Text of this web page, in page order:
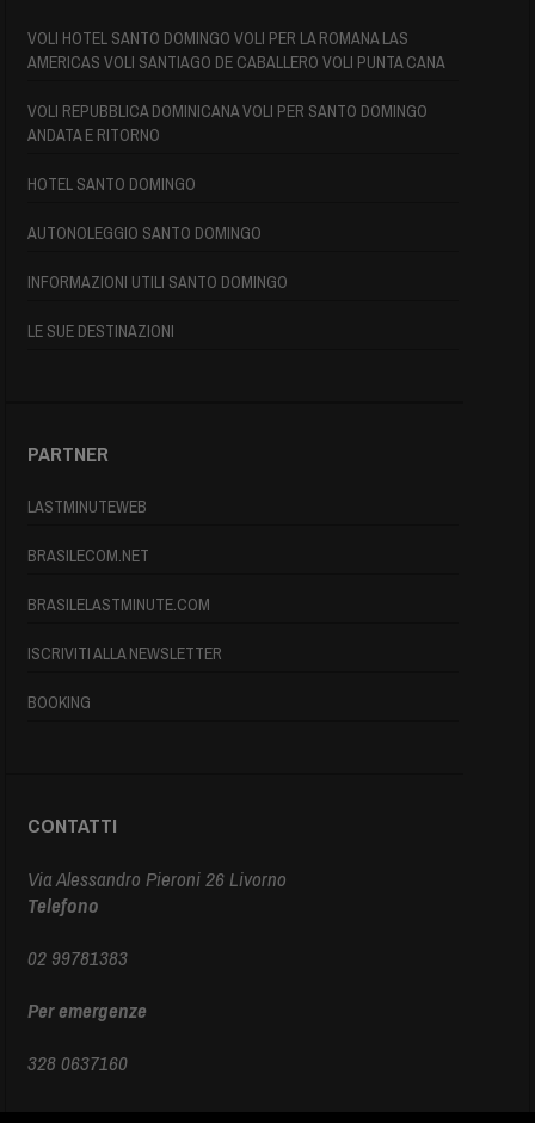
VOLI HOTEL SANTO DOMINGO VOLI PER LA ROMANA LAS
AMERICAS VOLI SANTIAGO DE CABALLERO VOLI PUNTA CANA
VOLI REPUBBLICA DOMINICANA VOLI PER SANTO DOMINGO
ANDATA E RITORNO
HOTEL SANTO DOMINGO
AUTONOLEGGIO SANTO DOMINGO
INFORMAZIONI UTILI SANTO DOMINGO
LE SUE DESTINAZIONI
PARTNER
LASTMINUTEWEB
BRASILECOM.NET
BRASILELASTMINUTE.COM
ISCRIVITI ALLA NEWSLETTER
BOOKING
CONTATTI
Via Alessandro Pieroni 26 Livorno
Telefono
02 99781383
Per emergenze
328 0637160